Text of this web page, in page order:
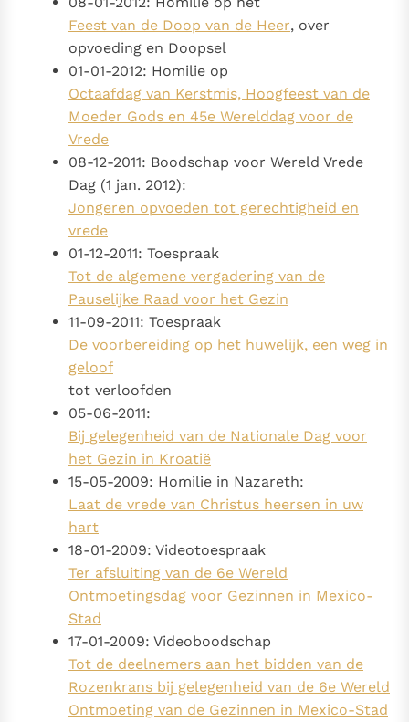
Feest van de Doop van de Heer, over
opvoeding en Doopsel
01-01-2012: Homilie op
Octaafdag van Kerstmis, Hoogfeest van de
Moeder Gods en 45e Werelddag voor de
Vrede
08-12-2011: Boodschap voor Wereld Vrede
Dag (1 jan. 2012):
Jongeren opvoeden tot gerechtigheid en
vrede
01-12-2011: Toespraak
Tot de algemene vergadering van de
Pauselijke Raad voor het Gezin
11-09-2011: Toespraak
De voorbereiding op het huwelijk, een weg in
geloof
tot verloofden
05-06-2011:
Bij gelegenheid van de Nationale Dag voor
het Gezin in Kroatië
15-05-2009: Homilie in Nazareth:
Laat de vrede van Christus heersen in uw
hart
18-01-2009: Videotoespraak
Ter afsluiting van de 6e Wereld
Ontmoetingsdag voor Gezinnen in Mexico-
Stad
17-01-2009: Videoboodschap
Tot de deelnemers aan het bidden van de
Rozenkrans bij gelegenheid van de 6e Wereld
Ontmoeting van de Gezinnen in Mexico-Stad